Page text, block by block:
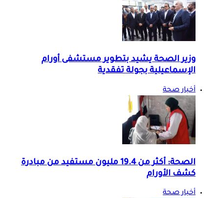
وزير الصحة يشيد بتطوير مستشفى أورام
الإسماعيلية بجولة تفقدية
أخبار صحة
الصحة: أكثر من 19.4 مليون مستفيد من مبادرة
كشف الأورام
أخبار صحة